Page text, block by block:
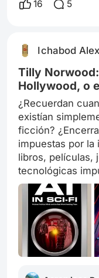
mutantes y
Lovecraft, y por
como Ghostface
16 5
Ichabod
Tilly
Hollywood, o
máquina?
¿Recuerdan
existían
ficción?
impuestas por la
libros, películas,
tecnológicas
fueron creadas?
la mayoría de
inteligencia
precisas en su
encuentran
fin, compuestos